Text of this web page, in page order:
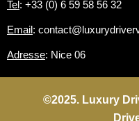
Tel : +33 (0) 6 59 58 56 32
Email :
Adresse: Nice 06
©2025. Luxury